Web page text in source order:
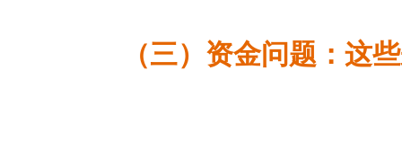
（三）资金问题：这